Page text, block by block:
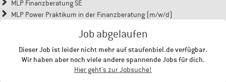
MLP Finanzberatung SE
MLP Power Praktikum in der Finanzberatung (m/w/d)
Job abgelaufen
Dieser Job ist leider nicht mehr auf staufenbiel.de verfügbar.
Wir haben aber noch viele andere spannende Jobs für dich.
Hier geht's zur Jobsuche!